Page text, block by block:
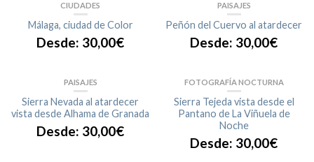
CIUDADES
Málaga, ciudad de Color
Desde: 30,00€
PAISAJES
Peñón del Cuervo al atardecer
Desde: 30,00€
PAISAJES
Sierra Nevada al atardecer
vista desde Alhama de Granada
Desde: 30,00€
FOTOGRAFÍA NOCTURNA
Sierra Tejeda vista desde el
Pantano de La Viñuela de
Noche
Desde: 30,00€